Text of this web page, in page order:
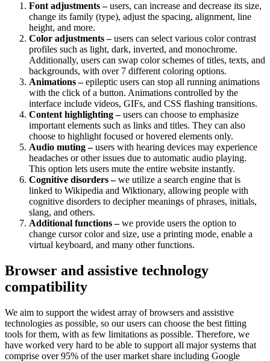
Font adjustments –users, can increase and decrease its size,
change its family (type), adjust the spacing, alignment, line
height, and more.
Color adjustments –users can select various color contrast
profiles such as light, dark, inverted, and monochrome.
Additionally, users can swap color schemes of titles, texts, and
backgrounds, with over 7 different coloring options.
Animations –epileptic users can stop all running animations
with the click of a button. Animations controlled by the
interface include videos, GIFs, and CSS flashing transitions.
Content highlighting –users can choose to emphasize
important elements such as links and titles. They can also
choose to highlight focused or hovered elements only.
Audio muting –users with hearing devices may experience
headaches or other issues due to automatic audio playing.
This option lets users mute the entire website instantly.
Cognitive disorders –we utilize a search engine that is
linked to Wikipedia and Wiktionary, allowing people with
cognitive disorders to decipher meanings of phrases, initials,
slang, and others.
Additional functions –we provide users the option to
change cursor color and size, use a printing mode, enable a
virtual keyboard, and many other functions.
Browser and assistive technology
compatibility
We aim to support the widest array of browsers and assistive
technologies as possible, so our users can choose the best fitting
tools for them, with as few limitations as possible. Therefore, we
have worked very hard to be able to support all major systems that
comprise over 95% of the user market share including Google